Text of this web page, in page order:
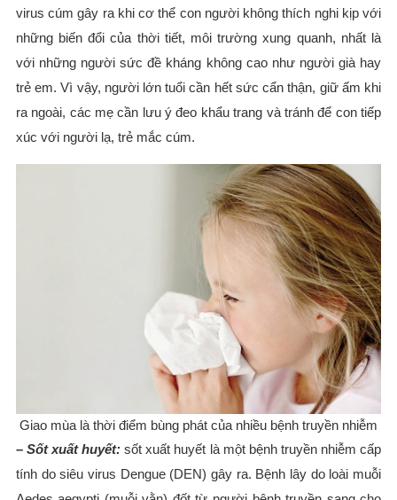
virus cúm gây ra khi cơ thể con người không thích nghi kịp với
những biến đổi của thời tiết, môi trường xung quanh, nhất là
với những người sức đề kháng không cao như người già hay
trẻ em. Vì vậy, người lớn tuổi cần hết sức cẩn thận, giữ ấm khi
ra ngoài, các mẹ cần lưu ý đeo khẩu trang và tránh để con tiếp
xúc với người lạ, trẻ mắc cúm.
Giao mùa là thời điểm bùng phát của nhiều bệnh truyền nhiễm
– Sốt xuất huyết: sốt xuất huyết là một bệnh truyền nhiễm cấp
tính do siêu virus Dengue (DEN) gây ra. Bệnh lây do loài muỗi